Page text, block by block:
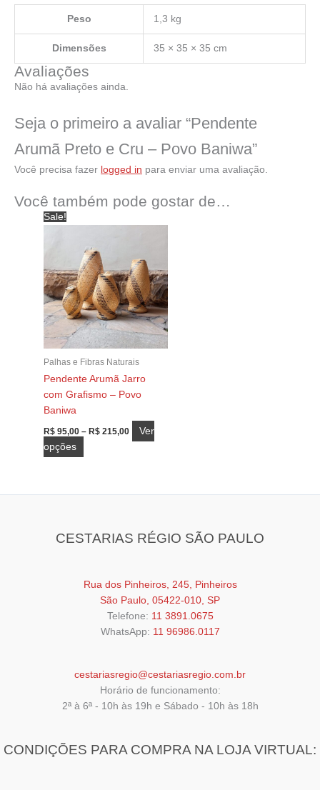
Peso 1,3 kg
Dimensões 35 × 35 × 35 cm
Avaliações
Não há avaliações ainda.
Seja o primeiro a avaliar “Pendente
Arumã Preto e Cru – Povo Baniwa”
Você precisa fazer logged in para enviar uma avaliação.
Você também pode gostar de…
Sale!
Palhas e Fibras Naturais
Pendente Arumã Jarro
com Grafismo – Povo
Baniwa
R$ 95,00 – R$ 215,00Faixa
de
Ver
opções
várias
opções
escolhidas
página
CESTARIAS RÉGIO SÃO PAULO
Rua dos Pinheiros, 245, Pinheiros
São Paulo, 05422-010, SP
Telefone: 11 3891.0675
WhatsApp: 11 96986.0117
cestariasregio@cestariasregio.com.br
Horário de funcionamento:
2ª à 6ª - 10h às 19h e Sábado - 10h às 18h
CONDIÇÕES PARA COMPRA NA LOJA VIRTUAL: